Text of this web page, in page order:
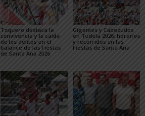
Toquero destaca la
convivencia y la caída
de los delitos en el
balance de las Fiestas
de Santa Ana 2026
Gigantes y Cabezudos
en Tudela 2026: horarios
y recorridos en las
Fiestas de Santa Ana